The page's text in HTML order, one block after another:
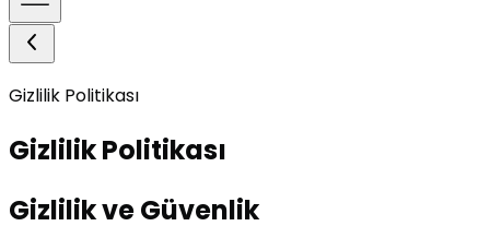
Gizlilik Politikası
Gizlilik Politikası
Gizlilik ve Güvenlik